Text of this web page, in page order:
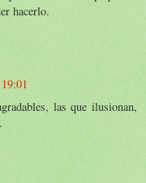
hacerlo.
las que ilusionan,